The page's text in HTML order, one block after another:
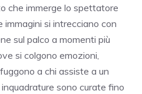
che immerge lo spettatore
immagini si intrecciano con
sul palco a momenti più
si colgono emozioni,
a chi assiste a un
sono curate fino